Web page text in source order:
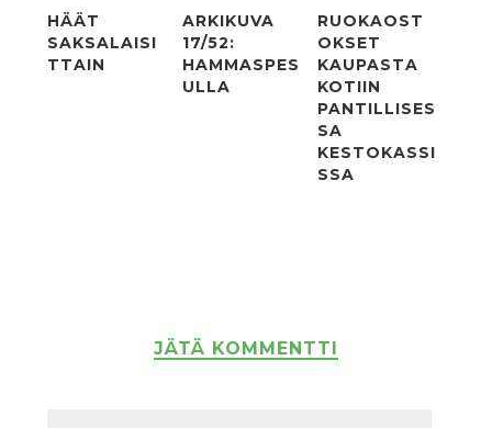
HÄÄT
SAKSALAISI
TTAIN
ARKIKUVA
17/52:
HAMMASPES
ULLA
RUOKAOST
OKSET
KAUPASTA
KOTIIN
PANTILLISES
SA
KESTOKASSI
SSA
JÄTÄ KOMMENTTI